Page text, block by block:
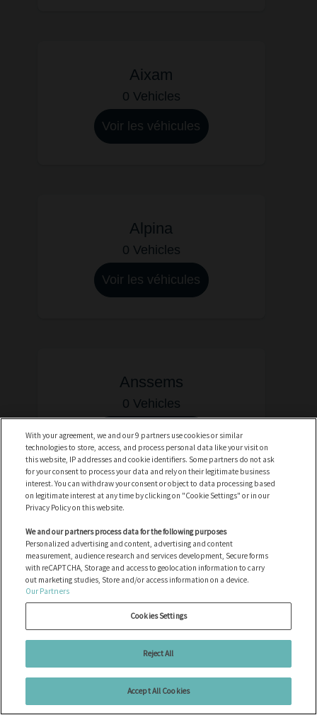
Aixam
0 Vehicles
Voir les véhicules
Alpina
0 Vehicles
Voir les véhicules
Anssems
0 Vehicles
Voir les véhicules
Artic Cat
0 Vehicles
Voir les véhicules
Aston Martin
0 Vehicles
With your agreement, we and our 9 partners use cookies or similar
technologies to store, access, and process personal data like your visit on
this website, IP addresses and cookie identifiers. Some partners do not ask
for your consent to process your data and rely on their legitimate business
interest. You can withdraw your consent or object to data processing based
on legitimate interest at any time by clicking on "Cookie Settings" or in our
Privacy Policy on this website.
We and our partners process data for the following purposes
Personalized advertising and content, advertising and content
measurement, audience research and services development, Secure forms
with reCAPTCHA, Storage and access to geolocation information to carry
out marketing studies, Store and/or access information on a device.
Our Partners
Cookies Settings
Reject All
Accept All Cookies